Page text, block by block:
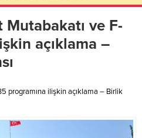
Mutabakatı ve F-
açıklama –
programına ilişkin açıklama – Birlik